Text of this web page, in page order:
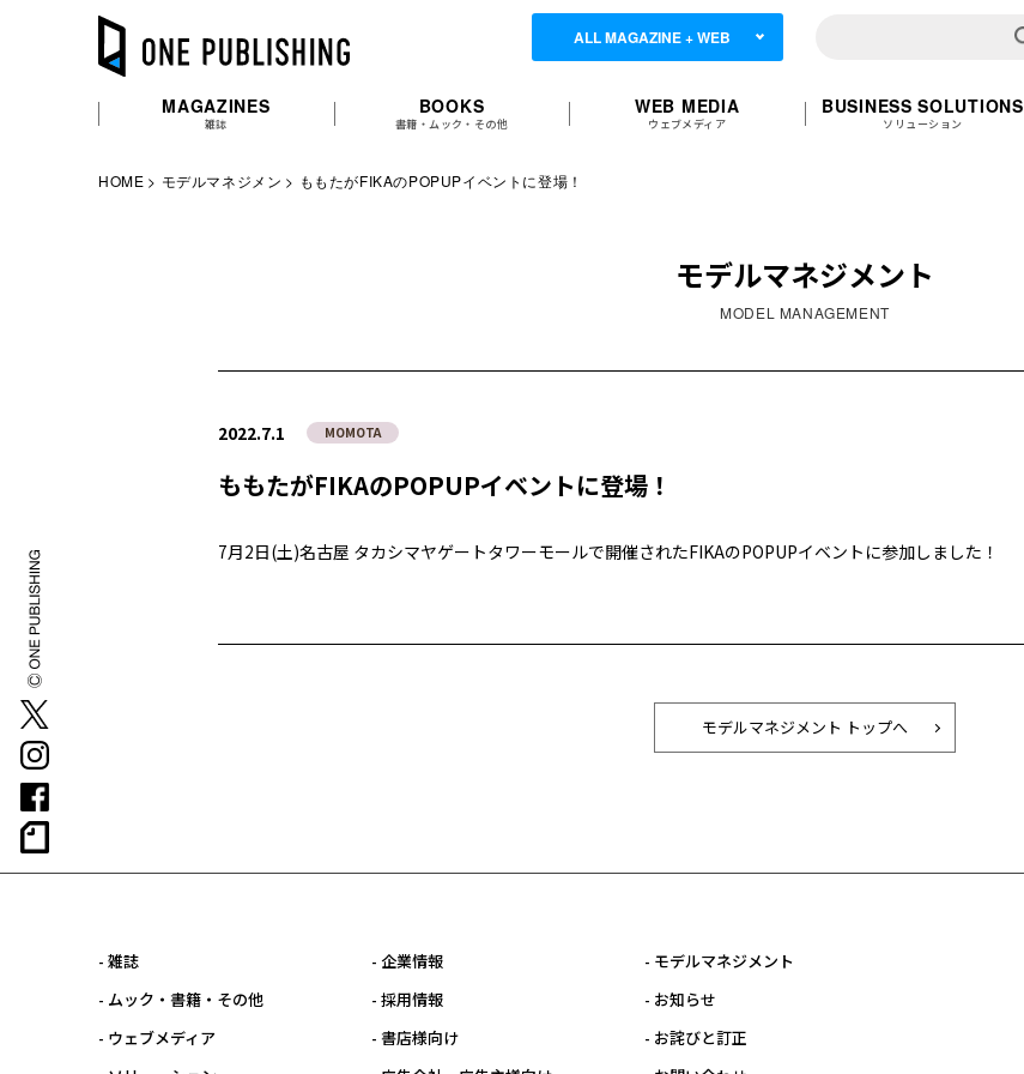
ALL MAGAZINE + WEB
MAGAZINES
雑誌
BOOKS
書籍・ムック・その他
WEB MEDIA
ウェブメディア
BUSINESS SOLUTIONS
ソリューション
HOME モデルマネジメン ももたがFIKAのPOPUPイベントに登場！
モデルマネジメント
MODEL MANAGEMENT
2022.7.1 MOMOTA
ももたがFIKAのPOPUPイベントに登場！
7月2日(土)名古屋 タカシマヤゲートタワーモールで開催されたFIKAのPOPUPイベントに参加しました！
モデルマネジメント トップへ
- 雑誌
- ムック・書籍・その他
- ウェブメディア
- 企業情報
- 採用情報
- 書店様向け
- モデルマネジメント
- お知らせ
- お詫びと訂正